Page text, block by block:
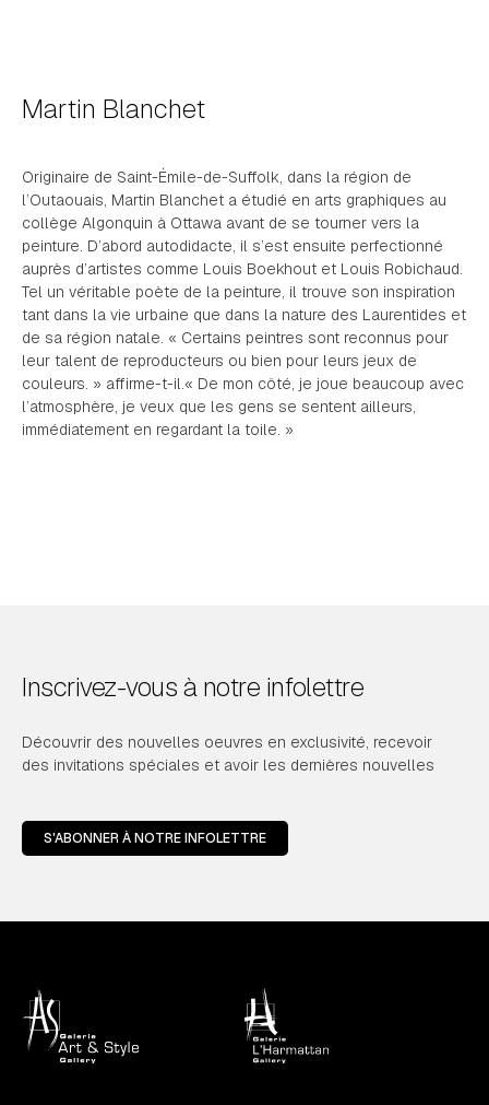
Martin Blanchet
Originaire de Saint-Émile-de-Suffolk, dans la région de
l’Outaouais, Martin Blanchet a étudié en arts graphiques au
collège Algonquin à Ottawa avant de se tourner vers la
peinture. D’abord autodidacte, il s’est ensuite perfectionné
auprès d’artistes comme Louis Boekhout et Louis Robichaud.
Tel un véritable poète de la peinture, il trouve son inspiration
tant dans la vie urbaine que dans la nature des Laurentides et
de sa région natale. « Certains peintres sont reconnus pour
leur talent de reproducteurs ou bien pour leurs jeux de
couleurs. » affirme-t-il.« De mon côté, je joue beaucoup avec
l’atmosphère, je veux que les gens se sentent ailleurs,
immédiatement en regardant la toile. »
Inscrivez-vous à notre infolettre
Découvrir des nouvelles oeuvres en exclusivité, recevoir
des invitations spéciales et avoir les dernières nouvelles
S'ABONNER À NOTRE INFOLETTRE